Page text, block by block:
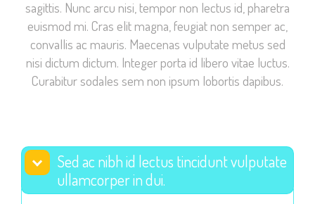
sagittis. Nunc arcu nisi, tempor non lectus id, pharetra
euismod mi. Cras elit magna, feugiat non semper ac,
convallis ac mauris. Maecenas vulputate metus sed
nisi dictum dictum. Integer porta id libero vitae luctus.
Curabitur sodales sem non ipsum lobortis dapibus.
Sed ac nibh id lectus tincidunt vulputate
ullamcorper in dui.
optional.
They are
needed for
the website
Statistics
us to